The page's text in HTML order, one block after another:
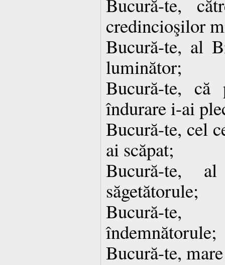
credincioşilor
Bucură-te, al
luminător;
Bucură-te,
îndurare i-ai
Bucură-te, cel
ai scăpat;
Bucură-te,
săgetătorule;
Bucură-
îndemnătorule;
Bucură-te,